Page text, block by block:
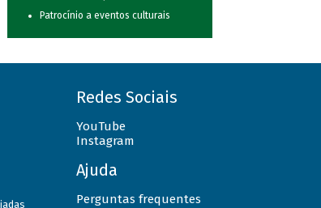
Patrocínio a eventos culturais
Redes Sociais
YouTube
Instagram
Ajuda
Perguntas frequentes